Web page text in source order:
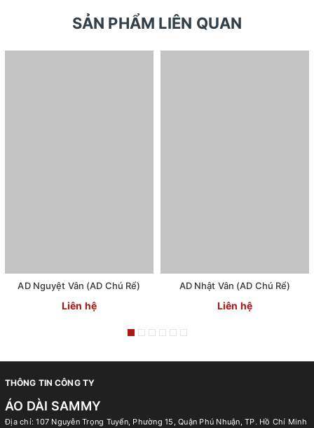
SẢN PHẨM LIÊN QUAN
AD Nguyệt Vân (AD Chú Rể)
Liên hệ
AD Nhật Vân (AD Chú Rể)
Liên hệ
THÔNG TIN CÔNG TY
ÁO DÀI SAMMY
Địa chỉ: 107 Nguyễn Trọng Tuyển, Phường 15, Quận Phú Nhuận, TP. Hồ Chí Minh